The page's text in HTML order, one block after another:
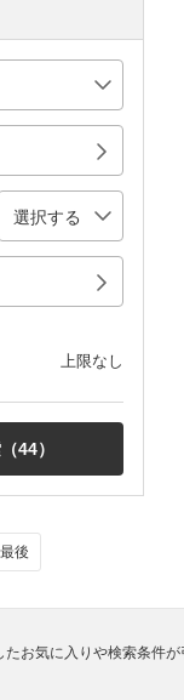
上限なし
44）
最後
お気に入りや検索条件が